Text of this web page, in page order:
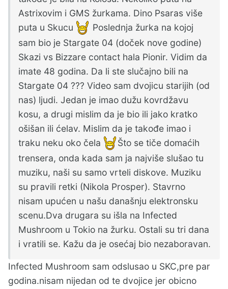
Astrixovim i GMS žurkama. Dino Psaras više
puta u Skucu
Poslednja žurka na kojoj
sam bio je Stargate 04 (doček nove godine)
Skazi vs Bizzare contact hala Pionir. Vidim da
imate 48 godina. Da li ste slučajno bili na
Stargate 04 ??? Video sam dvojicu starijih (od
nas) ljudi. Jedan je imao dužu kovrdžavu
kosu, a drugi mislim da je bio ili jako kratko
ošišan ili ćelav. Mislim da je takođe imao i
traku neku oko čela
Što se tiče domaćih
trensera, onda kada sam ja najviše slušao tu
muziku, naši su samo vrteli diskove. Muziku
su pravili retki (Nikola Prosper). Stavrno
nisam upućen u našu današnju elektronsku
scenu.Dva drugara su išla na Infected
Mushroom u Tokio na žurku. Ostali su tri dana
i vratili se. Kažu da je osećaj bio nezaboravan.
Infected Mushroom sam odslusao u SKC,pre par
godina.nisam nijedan od te dvojice jer obicno